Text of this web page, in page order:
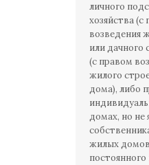
личного
хозяйства (с
возведения
или дачного
(с правом
жилого
дома), либо
домах, но
жилых